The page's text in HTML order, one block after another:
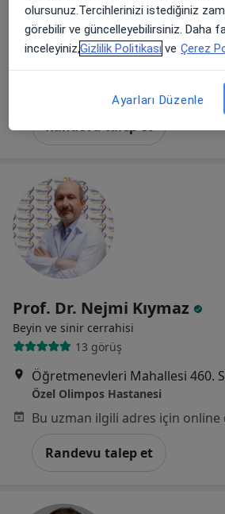
Randevu talep et
Prof. Dr. Nejmi Kıymaz
Beyin ve sinir cerrahisi
13 görüş
Özel Olimpos Hastanesi
Randevu talep et
olursunuz.Tercihlerinizi istediğiniz
görebilir ve güncelleyebilirsiniz. Daha
inceleyiniz,Gizlilik Politikası ve Çerez
Ayarları Düzenle